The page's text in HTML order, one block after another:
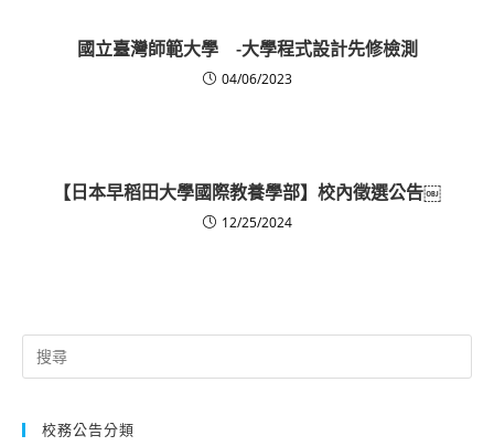
國立臺灣師範大學 -大學程式設計先修檢測
04/06/2023
【日本早稻田大學國際教養學部】校內徵選公告￼
12/25/2024
Search
for:
校務公告分類